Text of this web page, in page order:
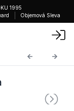
1995
Objemová Sleva